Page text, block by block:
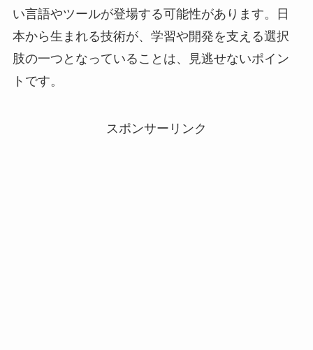
い言語やツールが登場する可能性があります。日
本から生まれる技術が、学習や開発を支える選択
肢の一つとなっていることは、見逃せないポイン
トです。
スポンサーリンク